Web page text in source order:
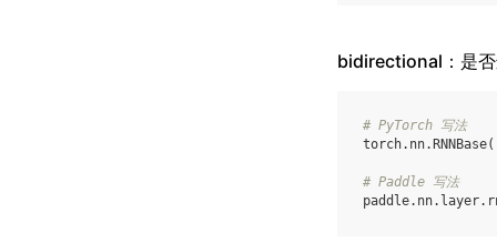
bidirectional：是
# PyTorch 写法
torch. nn. RNNBase(
# Paddle 写法
paddle. nn. layer.